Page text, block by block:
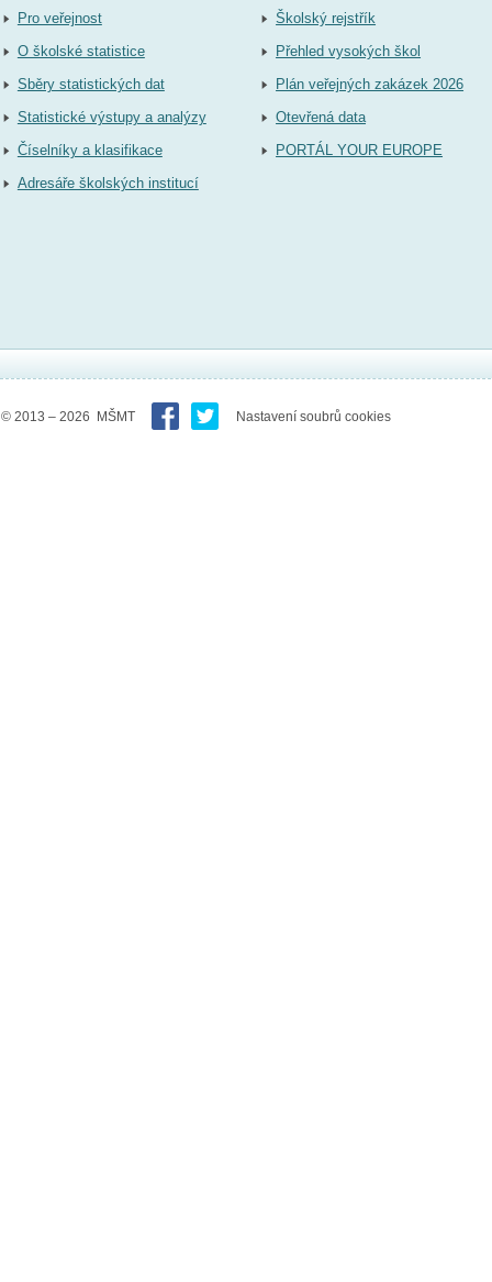
Pro veřejnost
O školské statistice
Sběry statistických dat
Statistické výstupy a analýzy
Číselníky a klasifikace
Adresáře školských institucí
Školský rejstřík
Přehled vysokých škol
Plán veřejných zakázek 2026
Otevřená data
PORTÁL YOUR EUROPE
© 2013 – 2026 MŠMT Nastavení soubrů cookies